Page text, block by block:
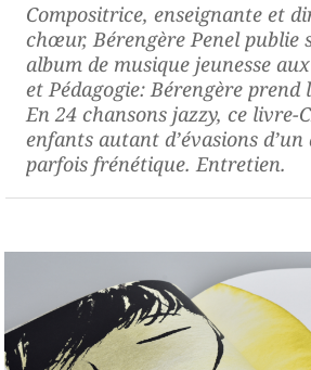
Compositrice, enseignante et
chœur, Bérengère Penel publie
album de musique jeunesse
et Pédagogie:Bérengère prend
En 24 chansons jazzy, ce livre-
enfants autant d’évasions
parfois frénétique. Entretien.